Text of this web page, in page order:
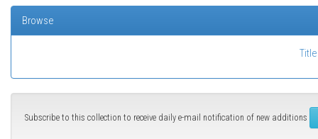
Browse
Title
Subscribe to this collection to receive daily e-mail notification of new additions